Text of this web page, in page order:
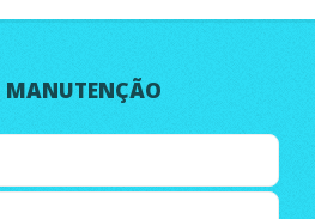
e Compromisso!
que me fortalece"
MANUTENÇÃO